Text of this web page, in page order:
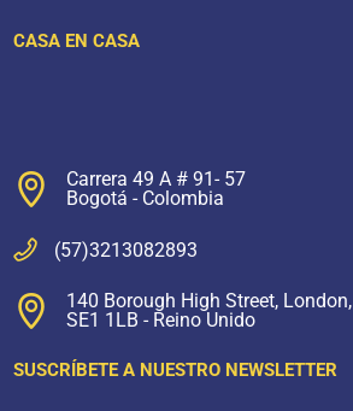
CASA EN CASA
Carrera 49 A # 91- 57
Bogotá - Colombia
(57)3213082893
140 Borough High Street, London,
SE1 1LB - Reino Unido
SUSCRÍBETE A NUESTRO NEWSLETTER